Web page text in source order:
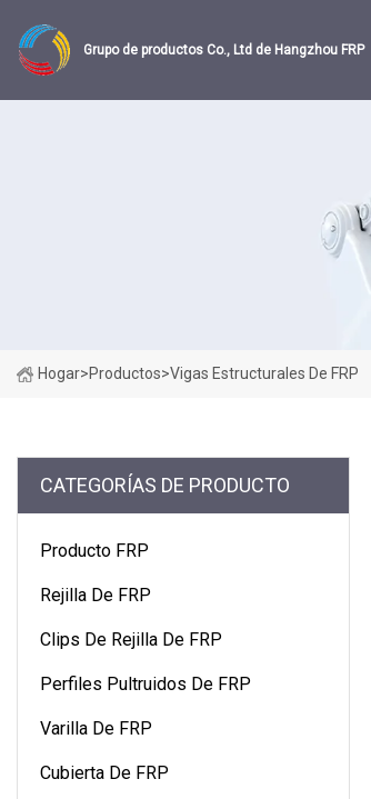
Grupo de productos Co., Ltd de Hangzhou FRP
Hogar>Productos>Vigas Estructurales De FRP
CATEGORÍAS DE PRODUCTO
Producto FRP
Rejilla De FRP
Clips De Rejilla De FRP
Perfiles Pultruidos De FRP
Varilla De FRP
Cubierta De FRP